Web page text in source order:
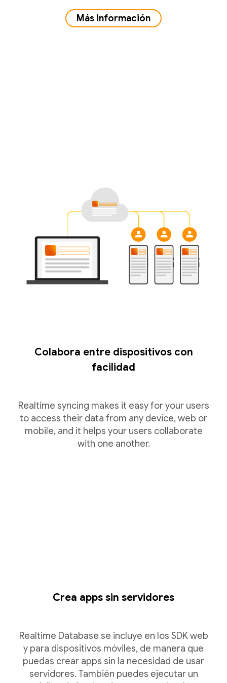
Más información
Colabora entre dispositivos con
facilidad
Realtime syncing makes it easy for your users
to access their data from any device, web or
mobile, and it helps your users collaborate
with one another.
Crea apps sin servidores
Realtime Database se incluye en los SDK web
y para dispositivos móviles, de manera que
puedas crear apps sin la necesidad de usar
servidores. También puedes ejecutar un